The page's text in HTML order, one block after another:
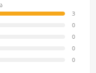
3
0
0
0
0